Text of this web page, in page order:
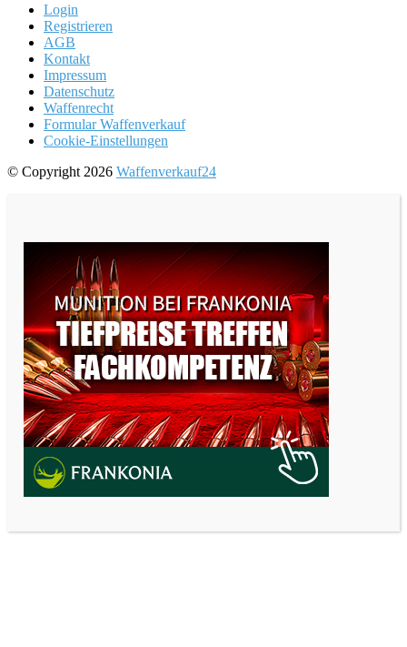
Login
Registrieren
AGB
Kontakt
Impressum
Datenschutz
Waffenrecht
Formular Waffenverkauf
Cookie-Einstellungen
© Copyright 2026 Waffenverkauf24